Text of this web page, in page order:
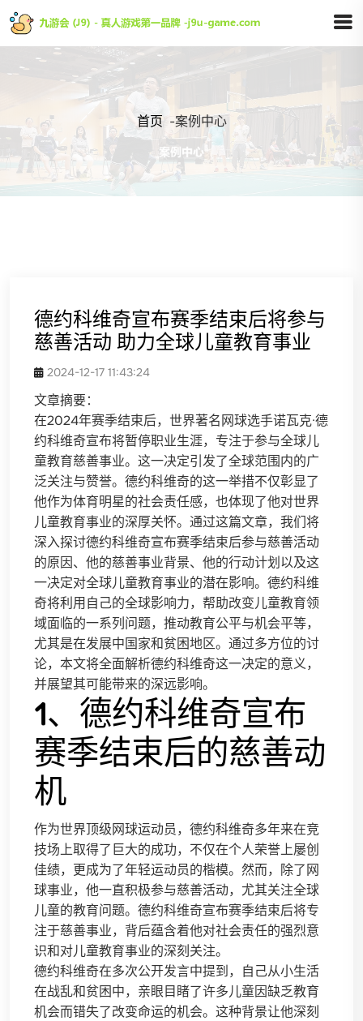
首页 -案例中心
德约科维奇宣布赛季结束后将参与
慈善活动 助力全球儿童教育事业
2024-12-17 11:43:24
文章摘要：
在2024年赛季结束后，世界著名网球选手诺瓦克·德
约科维奇宣布将暂停职业生涯，专注于参与全球儿
童教育慈善事业。这一决定引发了全球范围内的广
泛关注与赞誉。德约科维奇的这一举措不仅彰显了
他作为体育明星的社会责任感，也体现了他对世界
儿童教育事业的深厚关怀。通过这篇文章，我们将
深入探讨德约科维奇宣布赛季结束后参与慈善活动
的原因、他的慈善事业背景、他的行动计划以及这
一决定对全球儿童教育事业的潜在影响。德约科维
奇将利用自己的全球影响力，帮助改变儿童教育领
域面临的一系列问题，推动教育公平与机会平等，
尤其是在发展中国家和贫困地区。通过多方位的讨
论，本文将全面解析德约科维奇这一决定的意义，
并展望其可能带来的深远影响。
1、德约科维奇宣布
赛季结束后的慈善动
机
作为世界顶级网球运动员，德约科维奇多年来在竞
技场上取得了巨大的成功，不仅在个人荣誉上屡创
佳绩，更成为了年轻运动员的楷模。然而，除了网
球事业，他一直积极参与慈善活动，尤其关注全球
儿童的教育问题。德约科维奇宣布赛季结束后将专
注于慈善事业，背后蕴含着他对社会责任的强烈意
识和对儿童教育事业的深刻关注。
德约科维奇在多次公开发言中提到，自己从小生活
在战乱和贫困中，亲眼目睹了许多儿童因缺乏教育
机会而错失了改变命运的机会。这种背景让他深刻